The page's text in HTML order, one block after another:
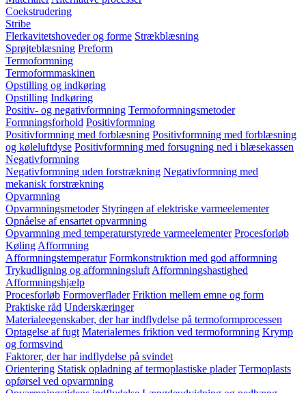
Coekstrudering
Stribe
Flerkavitetshoveder og forme Strækblæsning
Sprøjteblæsning Preform
Termoformning
Termoformmaskinen
Opstilling og indkøring
Opstilling Indkøring
Positiv- og negativformning Termoformningsmetoder
Formningsforhold Positivformning
Positivformning med forblæsning Positivformning med forblæsning
og køleluftdyse Positivformning med forsugning ned i blæsekassen
Negativformning
Negativformning uden forstrækning Negativformning med
mekanisk forstrækning
Opvarmning
Opvarmningsmetoder Styringen af elektriske varmeelementer
Opnåelse af ensartet opvarmning
Opvarmning med temperaturstyrede varmeelementer Procesforløb
Køling Afformning
Afformningstemperatur Formkonstruktion med god afformning
Trykudligning og afformningsluft Afformningshastighed
Afformningshjælp
Procesforløb Formoverflader Friktion mellem emne og form
Praktiske råd Underskæringer
Materialeegenskaber, der har indflydelse på termoformprocessen
Optagelse af fugt Materialernes friktion ved termoformning Krymp
og formsvind
Faktorer, der har indflydelse på svindet
Orientering Statisk opladning af termoplastiske plader Termoplasts
opførsel ved opvarmning